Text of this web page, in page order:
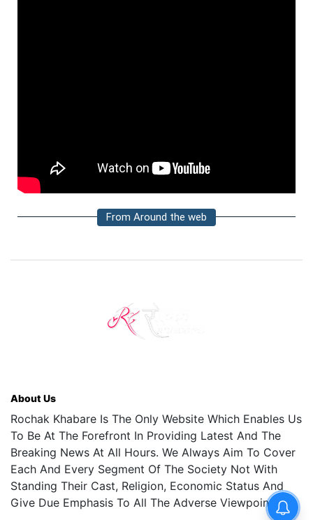
From Around the web
About Us
Rochak Khabare Is The Only Website Which Enables Us
To Be At The Forefront In Providing Latest And The
Breaking News At All Hours. We Always Aim To Cover
Each And Every Segment Of The Society Not With
Standing Their Cast, Religion, Economic Status And
Give Due Emphasis To All The Adverse Viewpoints.